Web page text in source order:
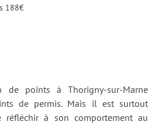
188€
de points à Thorigny-sur-Marne
de permis. Mais il est surtout
réfléchir à son comportement au